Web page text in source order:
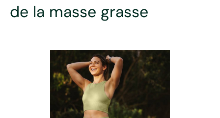
de la masse grasse